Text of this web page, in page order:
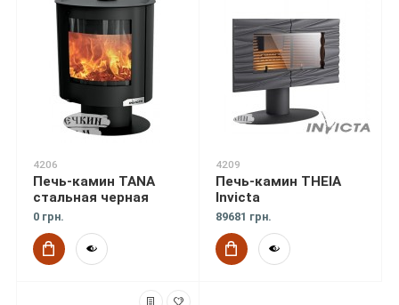
4206
Печь-камин TANA
стальная черная
0 грн.
4209
Печь-камин THEIA
Invicta
89681 грн.